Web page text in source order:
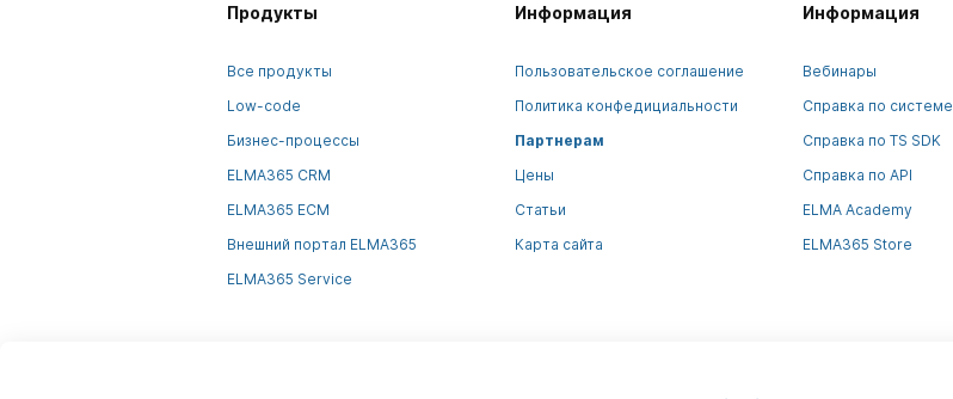
Продукты
Все продукты
Low-code
Бизнес-процессы
ELMA365 CRM
ELMA365 ECM
Внешний портал ELMA365
ELMA365 Service
Информация
Пользовательское соглашение
Политика конфедициальности
Партнерам
Цены
Статьи
Карта сайта
Информация
Вебинары
Справка по системе
Справка по TS SDK
Справка по API
ELMA Academy
ELMA365 Store
Информация на сайте предназначена для юридических лиц и не